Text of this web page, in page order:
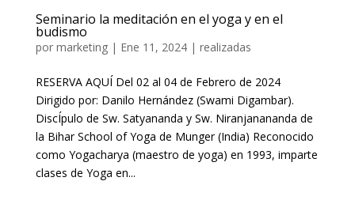
Seminario la meditación en el yoga y en el
budismo
por marketing| Ene 11, 2024| realizadas
RESERVA AQUÍ Del 02 al 04 de Febrero de 2024
Dirigido por: Danilo Hernández (Swami Digambar).
DiscÍpulo de Sw. Satyananda y Sw. Niranjanananda de
la Bihar School of Yoga de Munger (India) Reconocido
como Yogacharya (maestro de yoga) en 1993, imparte
clases de Yoga en...